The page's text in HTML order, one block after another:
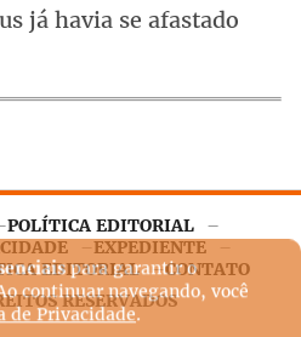
já havia se afastado
POLÍTICA EDITORIAL
EXPEDIENTE
EDITORIAL
CONTATO
RESERVADOS
para garantir o
continuar navegando, você
de Privacidade.
Entendi